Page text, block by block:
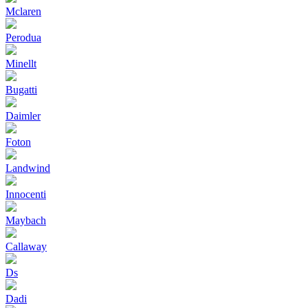
Mclaren
Perodua
Minellt
Bugatti
Daimler
Foton
Landwind
Innocenti
Maybach
Callaway
Ds
Dadi